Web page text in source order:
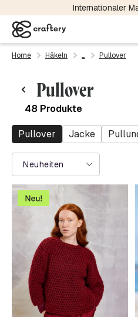
Kostenloser
Home Häkeln Pullover
Pullover
48 Produkte
Pullover Jacke
Neuheiten